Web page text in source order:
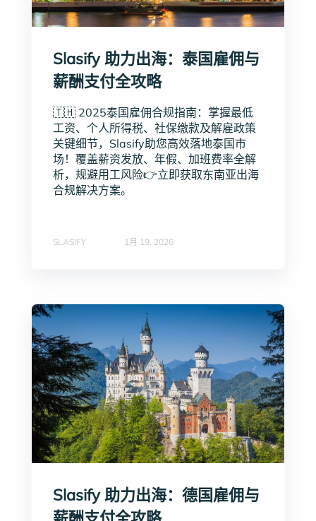
Slasify 助力出海：泰国雇佣与
薪酬支付全攻略
🇹🇭 2025泰国雇佣合规指南：掌握最低
工资、个人所得税、社保缴款及解雇政策
关键细节，Slasify助您高效落地泰国市
场！覆盖薪资发放、年假、加班费率全解
析，规避用工风险👉立即获取东南亚出海
合规解决方案。
SLASIFY 1月 19, 2026
Slasify 助力出海：德国雇佣与